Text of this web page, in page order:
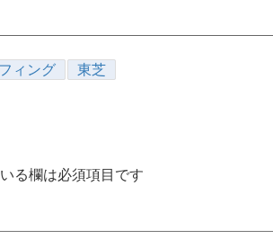
ィング 東芝
る欄は必須項目です